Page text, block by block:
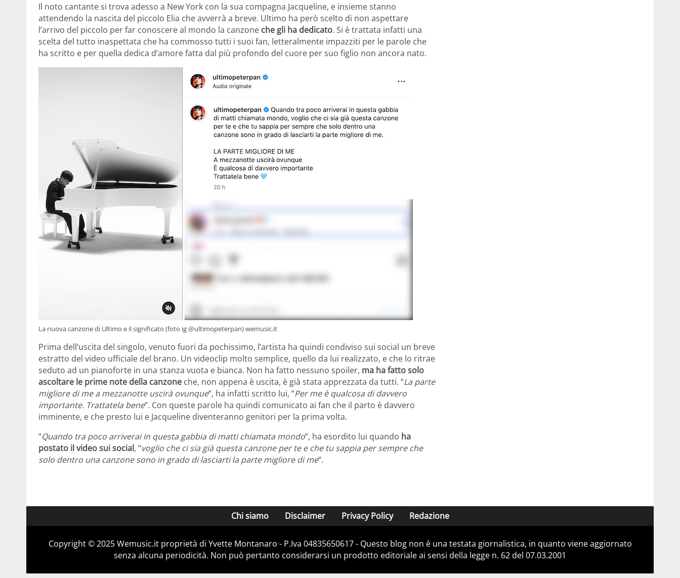
Il noto cantante si trova adesso a New York con la sua compagna Jacqueline, e insieme stanno
attendendo la nascita del piccolo Elia che avverrà a breve. Ultimo ha però scelto di non aspettare
l’arrivo del piccolo per far conoscere al mondo la canzone che gli ha dedicato. Si è trattata infatti una
scelta del tutto inaspettata che ha commosso tutti i suoi fan, letteralmente impazziti per le parole che
ha scritto e per quella dedica d’amore fatta dal più profondo del cuore per suo figlio non ancora nato.
La nuova canzone di Ultimo e il significato (foto ig @ultimopeterpan) wemusic.it
Prima dell’uscita del singolo, venuto fuori da pochissimo, l’artista ha quindi condiviso sui social un breve
estratto del video ufficiale del brano. Un videoclip molto semplice, quello da lui realizzato, e che lo ritrae
seduto ad un pianoforte in una stanza vuota e bianca. Non ha fatto nessuno spoiler, ma ha fatto solo
ascoltare le prime note della canzone che, non appena è uscita, è già stata apprezzata da tutti. “La parte
migliore di me a mezzanotte uscirà ovunque“, ha infatti scritto lui, “Per me è qualcosa di davvero
importante. Trattatela bene“. Con queste parole ha quindi comunicato ai fan che il parto è davvero
imminente, e che presto lui e Jacqueline diventeranno genitori per la prima volta.
“Quando tra poco arriverai in questa gabbia di matti chiamata mondo“, ha esordito lui quando ha
postato il video sui social, “voglio che ci sia già questa canzone per te e che tu sappia per sempre che
solo dentro una canzone sono in grado di lasciarti la parte migliore di me“.
Chi siamo Disclaimer Privacy Policy Redazione
Copyright © 2025 Wemusic.it proprietà di Yvette Montanaro - P.Iva 04835650617 - Questo blog non è una testata giornalistica, in quanto viene aggiornato
senza alcuna periodicità. Non può pertanto considerarsi un prodotto editoriale ai sensi della legge n. 62 del 07.03.2001